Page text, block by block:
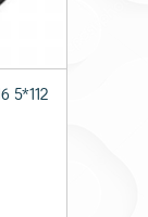
5*112